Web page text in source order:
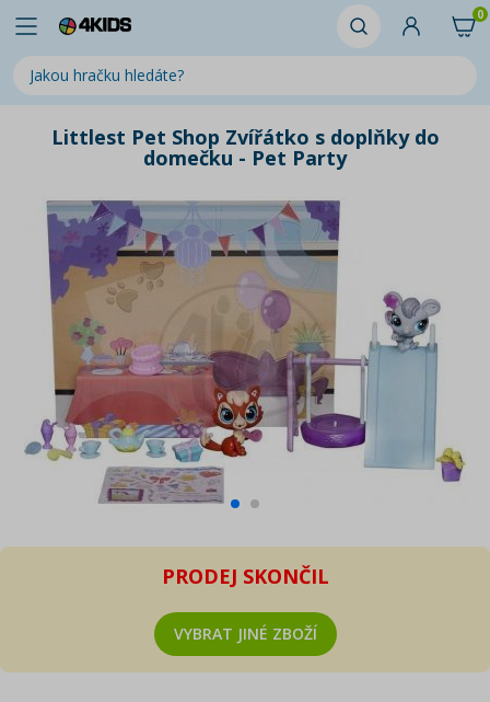
0
Littlest Pet Shop Zvířátko s doplňky do
domečku - Pet Party
PRODEJ SKONČIL
VYBRAT JINÉ ZBOŽÍ